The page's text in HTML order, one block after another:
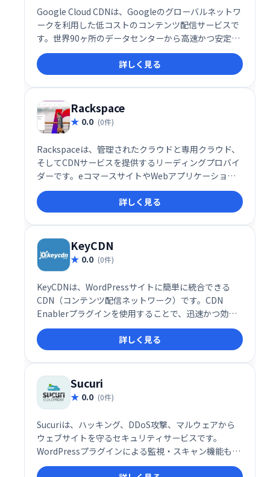
Google Cloud CDNは、Googleのグローバルネットワ
ークを利用した低コストのコンテンツ配信サービスで
す。世界90ヶ所のデータセンターから高速かつ安定し
たコンテンツ配信を実現し、ユーザー体験を向上させ
ます。低遅延で高可用性なコンテンツ配信をお探しな
ら、Google Cloud CDNをご検討ください。
詳しく見る
Rackspace
0.0 (0件)
Rackspaceは、管理されたクラウドと専用クラウド、
そしてCDNサービスを提供するリーディングプロバイ
ダーです。eコマースサイトやWebアプリケーション
など、様々なウェブサイトのパフォーマンス向上に貢
献します。信頼性の高いインフラと専門的なサポート
により、お客様のビジネス成長を支援します。
詳しく見る
KeyCDN
0.0 (0件)
KeyCDNは、WordPressサイトに簡単に統合できる
CDN（コンテンツ配信ネットワーク）です。CDN
Enablerプラグインを使用することで、迅速かつ効率
的なサイトパフォーマンスを実現し、世界中のユーザ
ーへ高速なコンテンツ配信を可能にします。ウェブサ
イトの速度と信頼性を向上させ、ユーザー体験を最適
化したい方におすすめです。
詳しく見る
Sucuri
0.0 (0件)
Sucuriは、ハッキング、DDoS攻撃、マルウェアから
ウェブサイトを守るセキュリティサービスです。
WordPressプラグインによる監視・スキャン機能も備
え、ウェブサイトの安全な運営を支援します。